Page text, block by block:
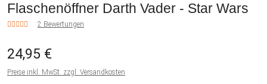
Flaschenöffner Darth Vader - Star Wars
2 Bewertungen
24,95 €
Preise inkl. MwSt. zzgl. Versandkosten